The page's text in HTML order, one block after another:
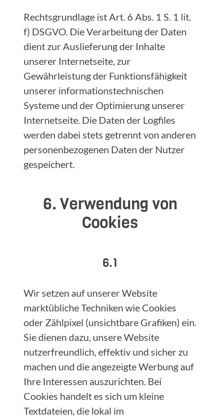
Rechtsgrundlage ist Art. 6 Abs. 1 S. 1 lit.
f) DSGVO. Die Verarbeitung der Daten
dient zur Auslieferung der Inhalte
unserer Internetseite, zur
Gewährleistung der Funktionsfähigkeit
unserer informationstechnischen
Systeme und der Optimierung unserer
Internetseite. Die Daten der Logfiles
werden dabei stets getrennt von anderen
personenbezogenen Daten der Nutzer
gespeichert.
6. Verwendung von
Cookies
6.1
Wir setzen auf unserer Website
marktübliche Techniken wie Cookies
oder Zählpixel (unsichtbare Grafiken) ein.
Sie dienen dazu, unsere Website
nutzerfreundlich, effektiv und sicher zu
machen und die angezeigte Werbung auf
Ihre Interessen auszurichten. Bei
Cookies handelt es sich um kleine
Textdateien, die lokal im